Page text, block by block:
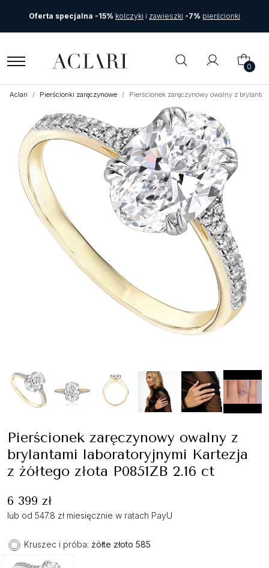
Oferta specjalna -15% kolczyki i zawieszki -7% pierścionki
0
Aclari Pierścionki zaręczynowe Pierścionek zaręczynowy owalny z
Pierścionek zaręczynowy owalny z
brylantami laboratoryjnymi Kartezja
z żółtego złota P0851ZB 2.16 ct
6 399 zł
lub od 547.8 zł miesięcznie w ratach PayU
Kruszec i próba: żółte złoto 585